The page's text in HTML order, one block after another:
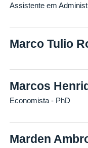
Assistente em
Marco Tulio
Marcos
Economista - PhD
Marden